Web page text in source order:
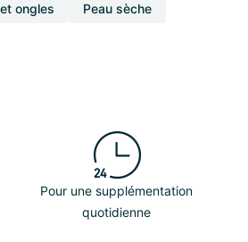
ongles Peau sèche
Pour une supplémentation
quotidienne